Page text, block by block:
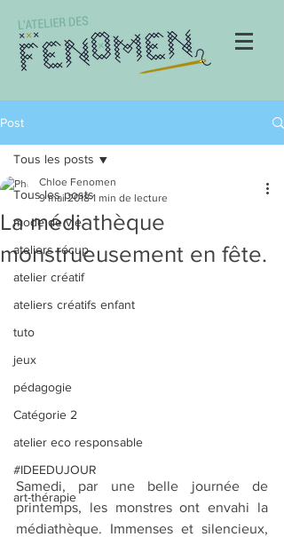
Post
Tous les posts
mode de vie
ateliers récup
atelier créatif
ateliers créatifs enfant
tuto
jeux
pédagogie
Catégorie 2
atelier eco responsable
#IDEEDUJOUR
art-thérapie
Tous les posts
La médiathèque
monstrueusement en fête.
Chloe Fenomen
9 mai 2018 1 min de lecture
Samedi, par une belle journée de
printemps, les monstres ont envahi la
médiathèque. Immenses et silencieux,